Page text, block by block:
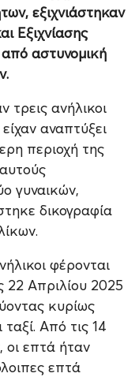
εξιχνιάστηκαν
Εξιχνίασης
αστυνομική
τρεις ανήλικοι
αναπτύξει
περιοχή της
γυναικών,
δικογραφία
φέρονται
22 Απριλίου 2025
κυρίως
Από τις 14
οι επτά ήταν
επτά